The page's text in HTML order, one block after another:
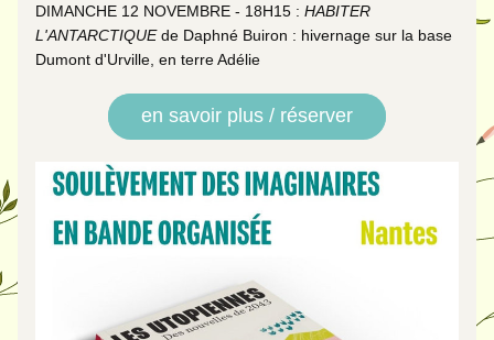
DIMANCHE 12 NOVEMBRE - 18H15 : HABITER
L'ANTARCTIQUE de Daphné Buiron : hivernage sur la base
Dumont d'Urville, en terre Adélie
en savoir plus / réserver